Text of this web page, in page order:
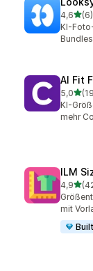
4,6von(6)
6
KI-
AI Fit
5,0von
19
KI-
mehr
ILM
4,9von
42
mit